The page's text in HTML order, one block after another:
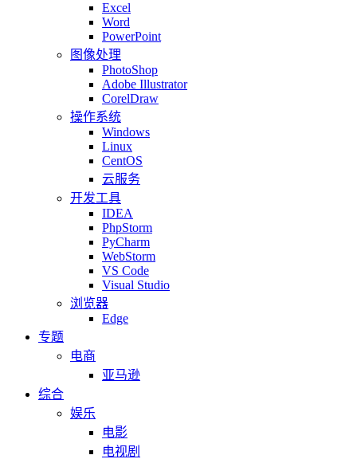
Excel
Word
PowerPoint
图像处理
PhotoShop
Adobe Illustrator
CorelDraw
操作系统
Windows
Linux
CentOS
云服务
开发工具
IDEA
PhpStorm
PyCharm
WebStorm
VS Code
Visual Studio
浏览器
Edge
专题
电商
亚马逊
综合
娱乐
电影
电视剧